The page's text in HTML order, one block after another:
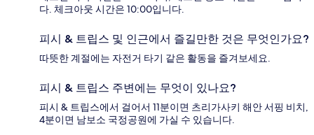
다. 체크아웃 시간은 10:00입니다.
피시 & 트립스 및 인근에서 즐길만한 것은 무엇인가요?
따뜻한 계절에는 자전거 타기 같은 활동을 즐겨보세요.
피시 & 트립스 주변에는 무엇이 있나요?
피시 & 트립스에서 걸어서 11분이면 츠리가사키 해안 서핑 비치,
4분이면 남보소 국정공원에 가실 수 있습니다.